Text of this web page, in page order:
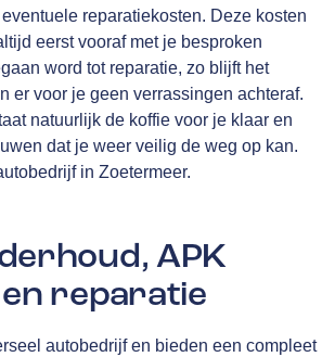
reparatiekosten. Deze kosten
eerst vooraf met je besproken
word tot reparatie, zo blijft het
er voor je geen verrassingen achteraf.
natuurlijk de koffie voor je klaar en
dat je weer veilig de weg op kan.
in Zoetermeer.
APK
reparatie
autobedrijf en bieden een compleet